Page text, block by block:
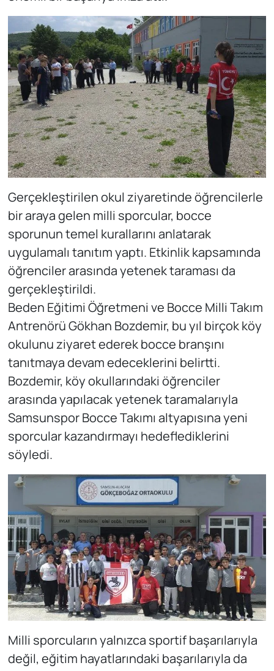
Gerçekleştirilen okul ziyaretinde öğrencilerle
bir araya gelen milli sporcular, bocce
sporunun temel kurallarını anlatarak
uygulamalı tanıtım yaptı. Etkinlik kapsamında
öğrenciler arasında yetenek taraması da
gerçekleştirildi.
Beden Eğitimi Öğretmeni ve Bocce Milli Takım
Antrenörü Gökhan Bozdemir, bu yıl birçok köy
okulunu ziyaret ederek bocce branşını
tanıtmaya devam edeceklerini belirtti.
Bozdemir, köy okullarındaki öğrenciler
arasında yapılacak yetenek taramalarıyla
Samsunspor Bocce Takımı altyapısına yeni
sporcular kazandırmayı hedeflediklerini
söyledi.
Milli sporcuların yalnızca sportif başarılarıyla
değil, eğitim hayatlarındaki başarılarıyla da